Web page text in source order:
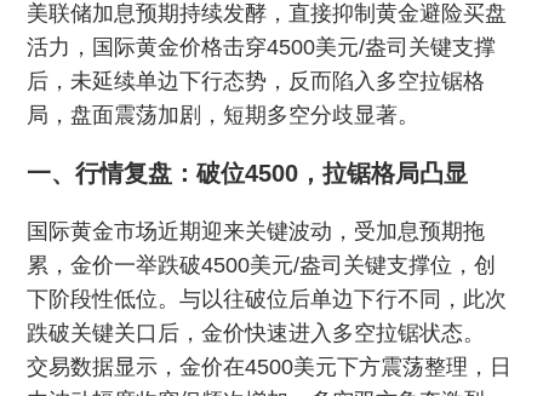
美联储加息预期持续发酵，直接抑制黄金避险买盘
活力，国际黄金价格击穿4500美元/盎司关键支撑
后，未延续单边下行态势，反而陷入多空拉锯格
局，盘面震荡加剧，短期多空分歧显著。
一、行情复盘：破位4500，拉锯格局凸显
国际黄金市场近期迎来关键波动，受加息预期拖
累，金价一举跌破4500美元/盎司关键支撑位，创
下阶段性低位。与以往破位后单边下行不同，此次
跌破关键关口后，金价快速进入多空拉锯状态。
交易数据显示，金价在4500美元下方震荡整理，日